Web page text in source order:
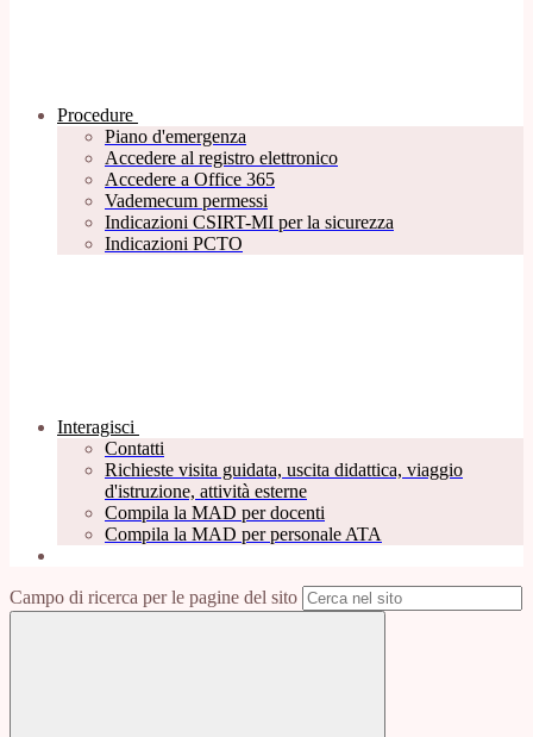
Procedure
Piano d'emergenza
Accedere al registro elettronico
Accedere a Office 365
Vademecum permessi
Indicazioni CSIRT-MI per la sicurezza
Indicazioni PCTO
Interagisci
Contatti
Richieste visita guidata, uscita didattica, viaggio
d'istruzione, attività esterne
Compila la MAD per docenti
Compila la MAD per personale ATA
Campo di ricerca per le pagine del sito